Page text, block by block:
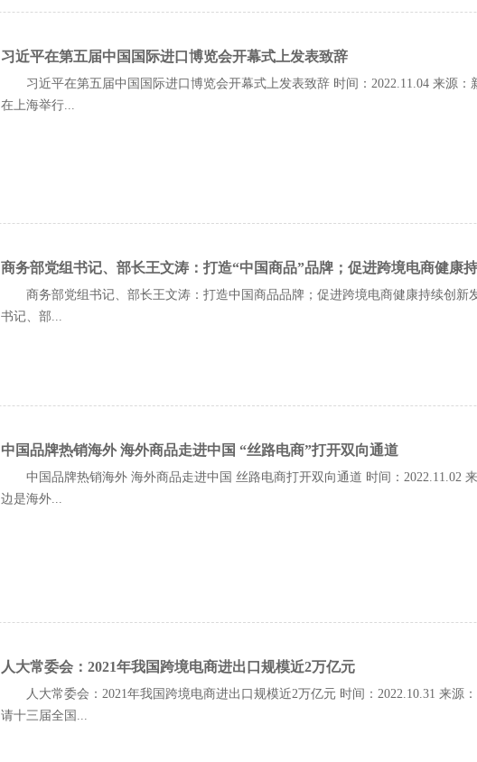
习近平在第五届中国国际进口博览会开幕式上发表致辞
习近平在第五届中国国际进口博览会开幕式上发表致辞 时间：2022.11.04 来源
在上海举行...
商务部党组书记、部长王文涛：打造“中国商品”品牌；促进跨境电商健康
商务部党组书记、部长王文涛：打造中国商品品牌；促进跨境电商健康持续创新
书记、部...
中国品牌热销海外 海外商品走进中国 “丝路电商”打开双向通道
中国品牌热销海外 海外商品走进中国 丝路电商打开双向通道 时间：2022.11.02
边是海外...
人大常委会：2021年我国跨境电商进出口规模近2万亿元
人大常委会：2021年我国跨境电商进出口规模近2万亿元 时间：2022.10.31 来源
请十三届全国...